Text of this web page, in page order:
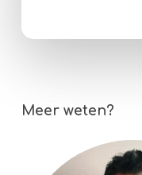
Meer weten?